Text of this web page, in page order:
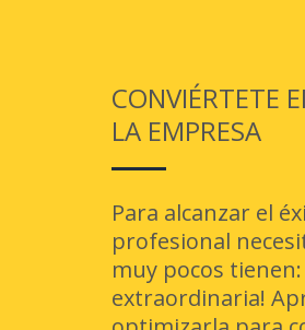
CONVIÉRTETE
LA EMPRESA
Para alcanzar el
profesional
muy pocos
extraordinaria!